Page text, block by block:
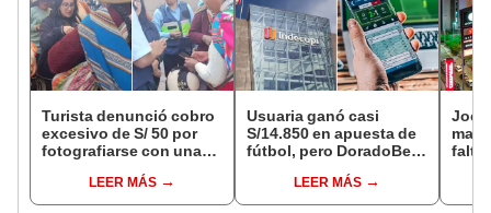
Turista denunció cobro
excesivo de S/ 50 por
fotografiarse con una
Serenazgo recuperó el
dinero
LEER MÁS
Usuaria ganó casi
S/14.850 en apuesta de
fútbol, pero DoradoBet
Indecopi multó a la
empresa con más de S/
LEER MÁS
falta